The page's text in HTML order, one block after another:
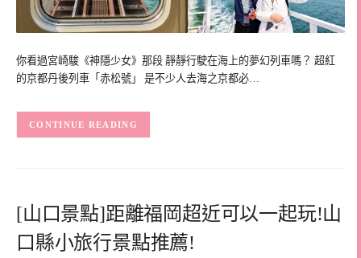
你看過宮崎駿《神隱少女》那段 靜靜行駛在海上的夢幻列車嗎？ 超紅
的京都丹後列車「赤松號」 是不少人去海之京都必…
CONTINUE READING
[山口景點]距離福岡超近可以一起玩!山
口縣小旅行景點推薦!